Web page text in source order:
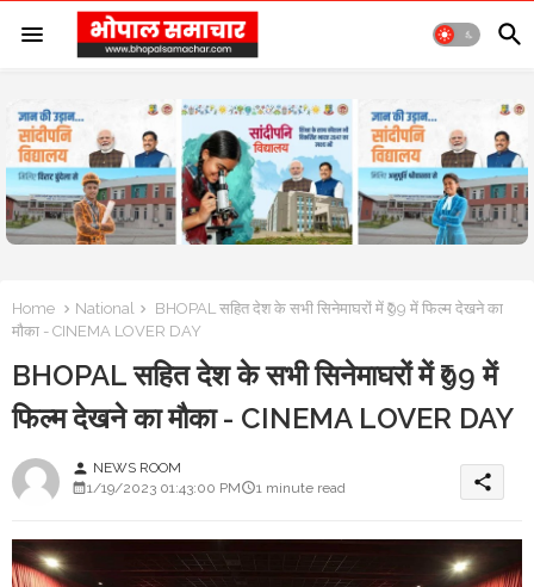
Home National
BHOPAL सहित देश के सभी सिनेमाघरों में ₹99 में फिल्म देखने का
मौका - CINEMA LOVER DAY
BHOPAL सहित देश के सभी सिनेमाघरों में ₹99 में
फिल्म देखने का मौका - CINEMA LOVER DAY
person NEWS ROOM
1/19/2023 01:43:00 PM
1 minute read share